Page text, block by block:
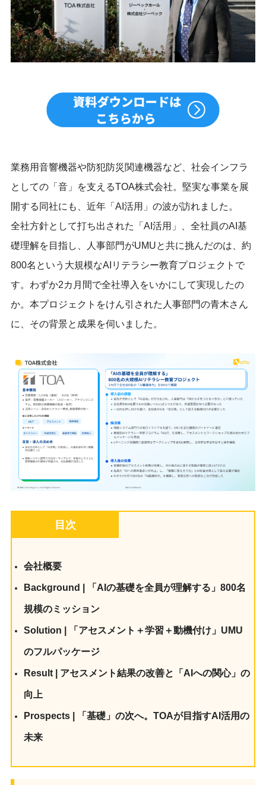
業務用音響機器や防犯防災関連機器など、社会インフラ
としての「音」を支えるTOA株式会社。堅実な事業を展
開する同社にも、近年「AI活用」の波が訪れました。
全社方針として打ち出された
「AI活用」、 全社員のAI基
礎理解を目指し、人事部門がUMUと共に挑んだのは、約
800名という大規模なAIリテラシー教育プロジェクトで
す。わずか2カ月間で全社導入をいかにして実現したの
か。本プロジェクトをけん引された人事部門の青木さん
に、その背景と成果を伺いました。
目次
会社概要
Background | 「AIの基礎を全員が理解する」800名
規模のミッション
Solution | 「アセスメント＋学習＋動機付け」UMU
のフルパッケージ
Result | アセスメント結果の改善と「AIへの関心」の
向上
Prospects | 「基礎」の次へ。TOAが目指すAI活用の
未来